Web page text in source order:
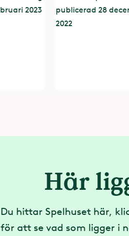
Här
Du hittar Spelhuset här,
för att se vad som ligger i